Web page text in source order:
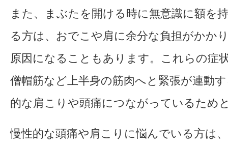
また、まぶたを開ける時に無意識に額を
る方は、おでこや肩に余分な負担がかか
原因になることもあります。これらの症
僧帽筋など上半身の筋肉へと緊張が連動
的な肩こりや頭痛につながっているため
慢性的な頭痛や肩こりに悩んでいる方は